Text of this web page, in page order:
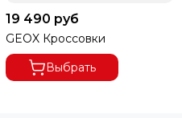
19 490 руб
GEOX Кроссовки
Выбрать